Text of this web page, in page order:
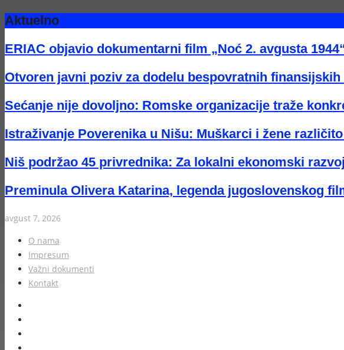
Aktuelno
ERIAC objavio dokumentarni film „Noć 2. avgusta
Otvoren javni poziv za dodelu bespovratnih finansijskih
Sećanje nije dovoljno: Romske organizacije traže
Istraživanje Poverenika u Nišu: Muškarci i žene
Niš podržao 45 privrednika: Za lokalni ekonomski
Preminula Olivera Katarina, legenda jugoslovenskog
avgust 7, 2026
O nama
Impresum
Važni dokumenti
Kontakt